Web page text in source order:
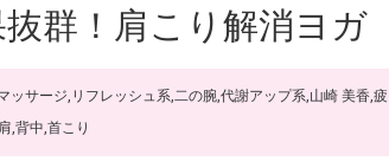
群！肩こり解消ヨガ
ッサージ, リフレッシュ系,二の腕,代謝アップ系,山崎 美香,疲
,背中,首こり